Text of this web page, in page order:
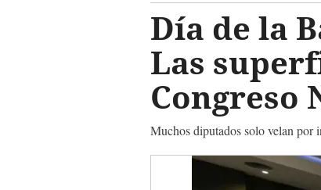
Día de la
Las
Congreso
Muchos diputados solo velan por